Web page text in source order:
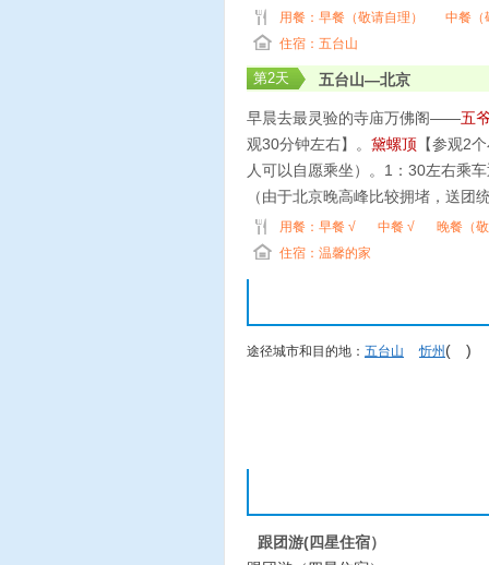
用餐： 早餐（敬请自理）
中餐（
住宿：五台山
第2天 五台山—北京
早晨去最灵验的寺庙万佛阁——五
观30分钟左右】。 黛螺顶 【参观2
人可以自愿乘坐）。1：30左右乘
（由于北京晚高峰比较拥堵，送团
用餐： 早餐 √ 中餐 √
晚餐（
住宿：温馨的家
途径城市和目的地： 五台山 忻州 ( )
跟团游(四星住宿）